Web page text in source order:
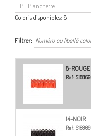
Coloris disponibles: 8
Filtrer:
8-ROUGE
Ref:
14-NOIR
Ref: